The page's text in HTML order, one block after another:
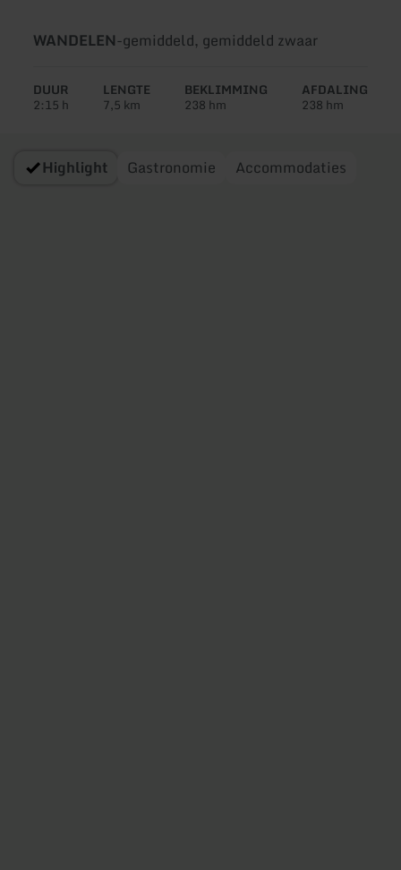
Soort
WANDELEN-Moeilijkheidsgraad:
gemiddeld, gemiddeld zwaar
DUUR
2:15 h
LENGTE
7,5 km
BEKLIMMING
238 hm
AFDALING
238 hm
Highlight Gastronomie Accommodaties